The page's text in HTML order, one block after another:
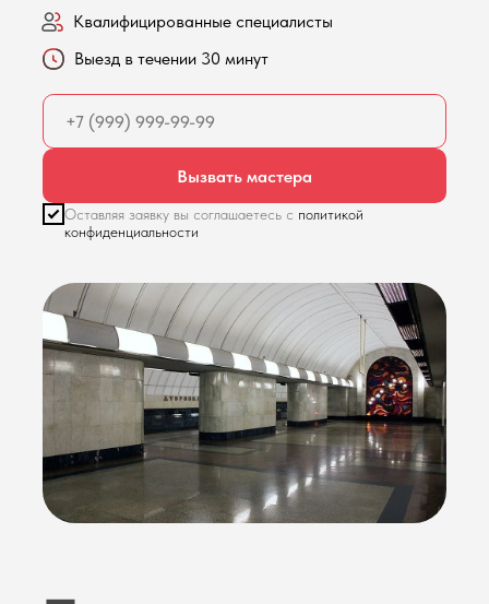
Выезд в течении 30 минут
Квалифицированные специалисты
Оставляя заявку вы соглашаетесь с политикой
конфиденциальности
Вызвать мастера
Подробнее
Подробнее